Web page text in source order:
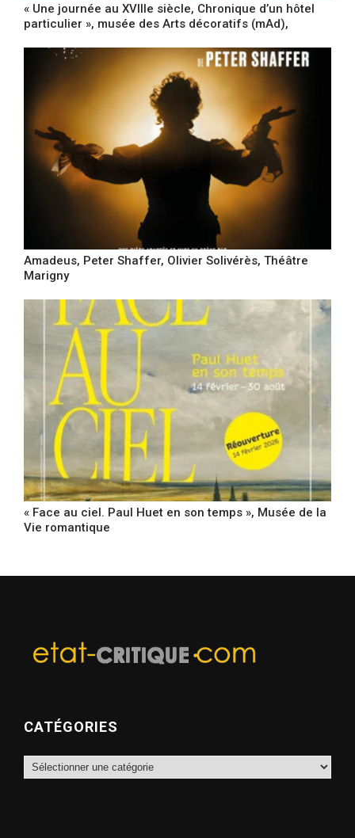
« Une journée au XVIIIe siècle, Chronique d’un hôtel
particulier », musée des Arts décoratifs (mAd),
Amadeus, Peter Shaffer, Olivier Solivérès, Théâtre
Marigny
« Face au ciel. Paul Huet en son temps », Musée de la
Vie romantique
CATÉGORIES
Catégories